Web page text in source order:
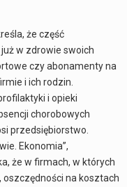
że część
w zdrowie swoich
czy abonamenty na
i ich rodzin.
i opieki
chorobowych
przedsiębiorstwo.
Ekonomia”,
że w firmach, w których
oszczędności na kosztach